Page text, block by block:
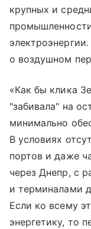
крупных и
о воздушном
«Как бы клика
"забивала" на
минимально
В условиях
портов и даже
через Днепр, с
и терминалами
Если ко всему
энергетику, то